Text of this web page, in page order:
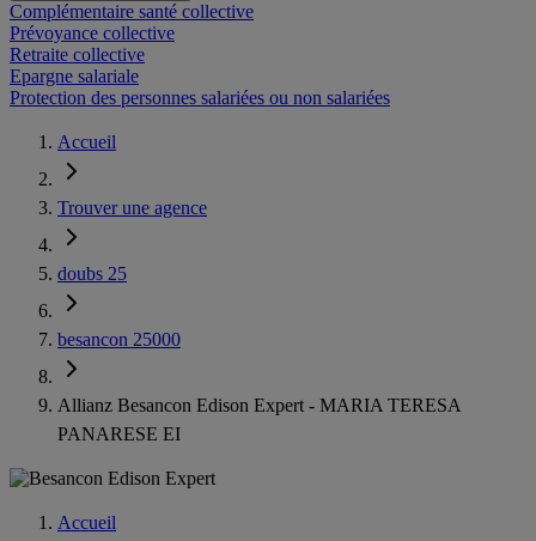
Complémentaire santé collective
Prévoyance collective
Retraite collective
Epargne salariale
Protection des personnes salariées ou non salariées
Accueil
Trouver une agence
doubs 25
besancon 25000
Allianz Besancon Edison Expert - MARIA TERESA
PANARESE EI
Accueil